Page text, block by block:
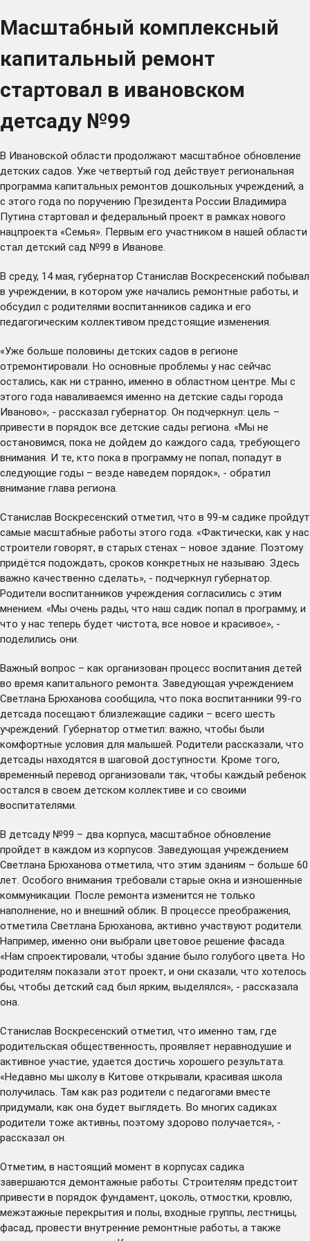
Масштабный комплексный
капитальный ремонт
стартовал в ивановском
детсаду №99
В Ивановской области продолжают масштабное обновление
детских садов. Уже четвертый год действует региональная
программа капитальных ремонтов дошкольных учреждений, а
с этого года по поручению Президента России Владимира
Путина стартовал и федеральный проект в рамках нового
нацпроекта «Семья». Первым его участником в нашей области
стал детский сад №99 в Иванове.
В среду, 14 мая, губернатор Станислав Воскресенский побывал
в учреждении, в котором уже начались ремонтные работы, и
обсудил с родителями воспитанников садика и его
педагогическим коллективом предстоящие изменения.
«Уже больше половины детских садов в регионе
отремонтировали. Но основные проблемы у нас сейчас
остались, как ни странно, именно в областном центре. Мы с
этого года наваливаемся именно на детские сады города
Иваново», - рассказал губернатор. Он подчеркнул: цель –
привести в порядок все детские сады региона. «Мы не
остановимся, пока не дойдем до каждого сада, требующего
внимания. И те, кто пока в программу не попал, попадут в
следующие годы – везде наведем порядок», - обратил
внимание глава региона.
Станислав Воскресенский отметил, что в 99-м садике пройдут
самые масштабные работы этого года. «Фактически, как у нас
строители говорят, в старых стенах – новое здание. Поэтому
придётся подождать, сроков конкретных не называю. Здесь
важно качественно сделать», - подчеркнул губернатор.
Родители воспитанников учреждения согласились с этим
мнением. «Мы очень рады, что наш садик попал в программу, и
что у нас теперь будет чистота, все новое и красивое», -
поделились они.
Важный вопрос – как организован процесс воспитания детей
во время капитального ремонта. Заведующая учреждением
Светлана Брюханова сообщила, что пока воспитанники 99-го
детсада посещают близлежащие садики – всего шесть
учреждений. Губернатор отметил: важно, чтобы были
комфортные условия для малышей. Родители рассказали, что
детсады находятся в шаговой доступности. Кроме того,
временный перевод организовали так, чтобы каждый ребенок
остался в своем детском коллективе и со своими
воспитателями.
В детсаду №99 – два корпуса, масштабное обновление
пройдет в каждом из корпусов. Заведующая учреждением
Светлана Брюханова отметила, что этим зданиям – больше 60
лет. Особого внимания требовали старые окна и изношенные
коммуникации. После ремонта изменится не только
наполнение, но и внешний облик. В процессе преображения,
отметила Светлана Брюханова, активно участвуют родители.
Например, именно они выбрали цветовое решение фасада.
«Нам спроектировали, чтобы здание было голубого цвета. Но
родителям показали этот проект, и они сказали, что хотелось
бы, чтобы детский сад был ярким, выделялся», - рассказала
она.
Станислав Воскресенский отметил, что именно там, где
родительская общественность, проявляет неравнодушие и
активное участие, удается достичь хорошего результата.
«Недавно мы школу в Китове открывали, красивая школа
получилась. Там как раз родители с педагогами вместе
придумали, как она будет выглядеть. Во многих садиках
родители тоже активны, поэтому здорово получается», -
рассказал он.
Отметим, в настоящий момент в корпусах садика
завершаются демонтажные работы. Строителям предстоит
привести в порядок фундамент, цоколь, отмостки, кровлю,
межэтажные перекрытия и полы, входные группы, лестницы,
фасад, провести внутренние ремонтные работы, а также